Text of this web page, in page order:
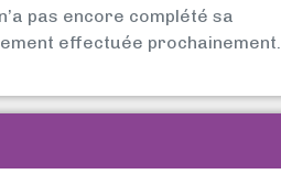
pas encore complété sa
effectuée prochainement.